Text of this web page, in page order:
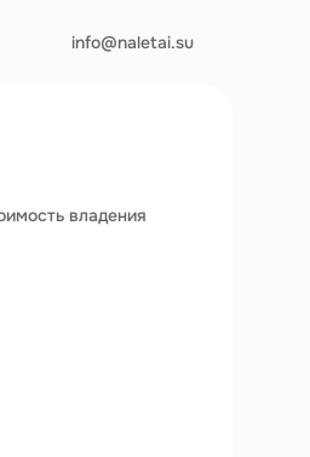
info@naletai.su
владения